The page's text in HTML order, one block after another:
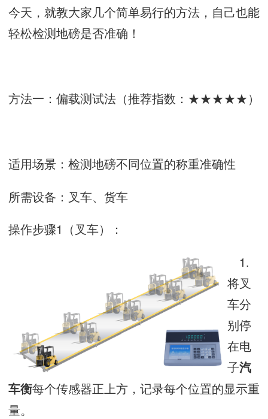
今天，就教大家几个简单易行的方法，自己也能
轻松检测地磅是否准确！
方法一：偏载测试法（推荐指数：★★★★★）
适用场景：检测地磅不同位置的称重准确性
所需设备：叉车、货车
操作步骤1（叉车）：
1.
将叉
车分
别停
在电
子汽
车衡每个传感器正上方，记录每个位置的显示重
量。